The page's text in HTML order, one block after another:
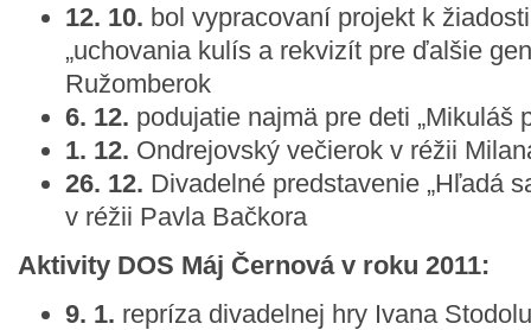
12. 10. bol vypracovaní projekt k
„uchovania kulís a rekvizít pre ďalšie
Ružomberok
6. 12. podujatie najmä pre deti „Mikuláš
1. 12. Ondrejovský večierok v réžii
26. 12. Divadelné predstavenie „Hľadá
v réžii Pavla Bačkora
Aktivity DOS Máj Černová v roku 2011:
9. 1. repríza divadelnej hry Ivana